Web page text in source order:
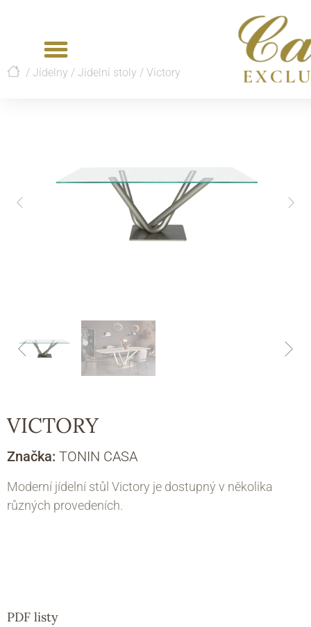
/ Jídelny / Jídelní stoly / Victory
VICTORY
Značka: TONIN CASA
Moderní jídelní stůl Victory je dostupný v několika
různých provedeních.
PDF listy